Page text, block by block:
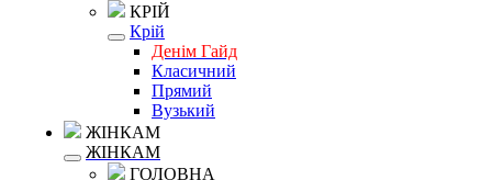
КРІЙ
Крій
Денім Гайд
Класичний
Прямий
Вузький
ЖІНКАМ
ЖІНКАМ
ГОЛОВНА